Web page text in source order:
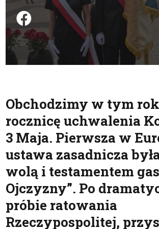
Podziel się
Obchodzimy w tym
rocznicę uchwalenia
3 Maja. Pierwsza w
ustawa zasadnicza
wolą i testamentem
Ojczyzny”. Po
próbie ratowania
Rzeczypospolitej,